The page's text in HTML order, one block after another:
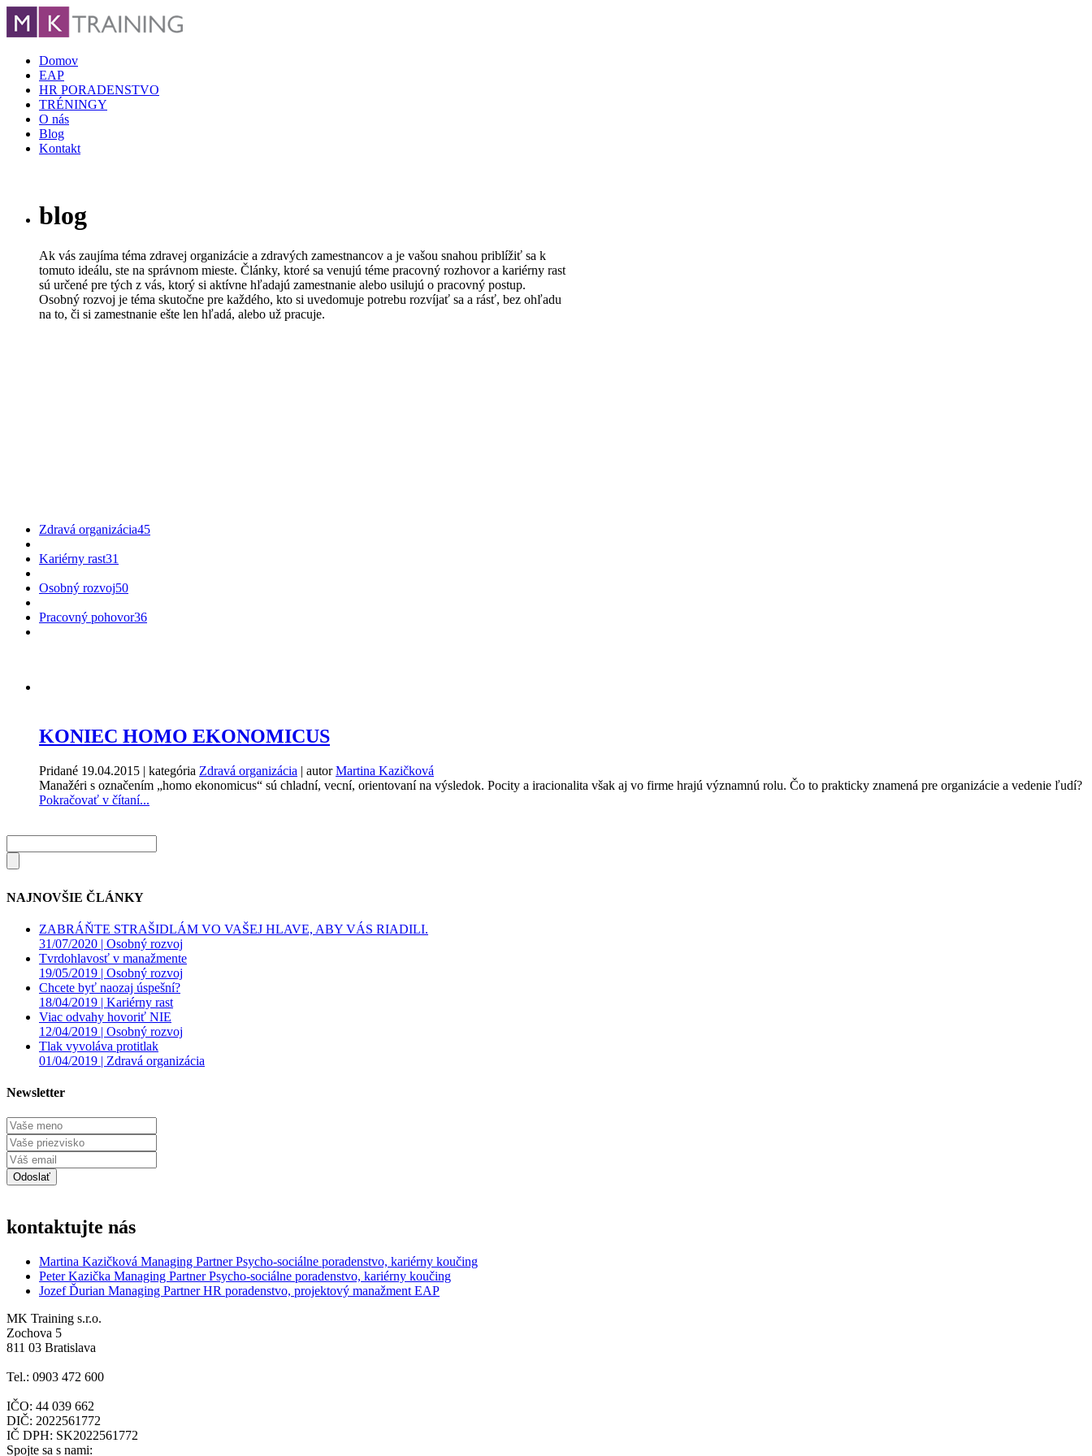
Domov
EAP
HR PORADENSTVO
TRÉNINGY
O nás
Blog
Kontakt
blog
Ak vás zaujíma téma zdravej organizácie a zdravých zamestnancov a je vašou snahou priblížiť sa k
tomuto ideálu, ste na správnom mieste. Články, ktoré sa venujú téme pracovný rozhovor a kariérny rast
sú určené pre tých z vás, ktorý si aktívne hľadajú zamestnanie alebo usilujú o pracovný postup.
Osobný rozvoj je téma skutočne pre každého, kto si uvedomuje potrebu rozvíjať sa a rásť, bez ohľadu
na to, či si zamestnanie ešte len hľadá, alebo už pracuje.
Zdravá organizácia45
Kariérny rast31
Osobný rozvoj50
Pracovný pohovor36
KONIEC HOMO EKONOMICUS
Pridané 19.04.2015 | kategória Zdravá organizácia | autor Martina Kazičková
Manažéri s označením „homo ekonomicus“ sú chladní, vecní, orientovaní na výsledok. Pocity a iracionalita však aj vo firme hrajú významnú rolu. Čo to prakticky znamená pre organizácie a vedenie ľudí?
Pokračovať v čítaní...
NAJNOVŠIE ČLÁNKY
ZABRÁŇTE STRAŠIDLÁM VO VAŠEJ HLAVE, ABY VÁS RIADILI.
31/07/2020 | Osobný rozvoj
Tvrdohlavosť v manažmente
19/05/2019 | Osobný rozvoj
Chcete byť naozaj úspešní?
18/04/2019 | Kariérny rast
Viac odvahy hovoriť NIE
12/04/2019 | Osobný rozvoj
Tlak vyvoláva protitlak
01/04/2019 | Zdravá organizácia
Newsletter
kontaktujte nás
Martina Kazičková Managing PartnerPsycho-sociálne poradenstvo, kariérny koučing
Peter Kazička Managing PartnerPsycho-sociálne poradenstvo, kariérny koučing
Jozef Ďurian Managing PartnerHR poradenstvo, projektový manažment EAP
MK Training s.r.o.
Zochova 5
811 03 Bratislava
Tel.: 0903 472 600
IČO: 44 039 662
DIČ: 2022561772
IČ DPH: SK2022561772
Spojte sa s nami: